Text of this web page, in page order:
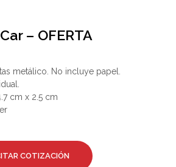
– OFERTA
metálico. No incluye papel.
cm x 2.5 cm
COTIZACIÓN